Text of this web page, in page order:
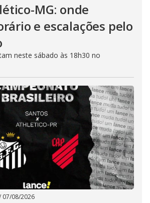
MG: onde
e escalações pelo
neste sábado às 18h30 no
07/08/2026